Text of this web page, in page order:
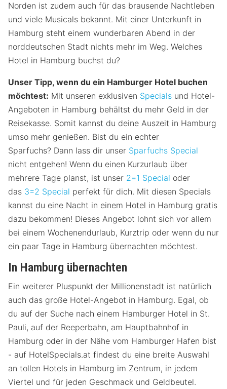
Norden ist zudem auch für das brausende Nachtleben
und viele Musicals bekannt. Mit einer Unterkunft in
Hamburg steht einem wunderbaren Abend in der
norddeutschen Stadt nichts mehr im Weg. Welches
Hotel in Hamburg buchst du?
Unser Tipp, wenn du ein Hamburger Hotel buchen
möchtest: Mit unseren exklusiven Specials und Hotel-
Angeboten in Hamburg behältst du mehr Geld in der
Reisekasse. Somit kannst du deine Auszeit in Hamburg
umso mehr genießen. Bist du ein echter
Sparfuchs? Dann lass dir unser Sparfuchs Special
nicht entgehen! Wenn du einen Kurzurlaub über
mehrere Tage planst, ist unser 2=1 Special oder
das 3=2 Special perfekt für dich. Mit diesen Specials
kannst du eine Nacht in einem Hotel in Hamburg gratis
dazu bekommen! Dieses Angebot lohnt sich vor allem
bei einem Wochenendurlaub, Kurztrip oder wenn du nur
ein paar Tage in Hamburg übernachten möchtest.
In Hamburg übernachten
Ein weiterer Pluspunkt der Millionenstadt ist natürlich
auch das große Hotel-Angebot in Hamburg. Egal, ob
du auf der Suche nach einem Hamburger Hotel in St.
Pauli, auf der Reeperbahn, am Hauptbahnhof in
Hamburg oder in der Nähe vom Hamburger Hafen bist
- auf HotelSpecials.at findest du eine breite Auswahl
an tollen Hotels in Hamburg im Zentrum, in jedem
Viertel und für jeden Geschmack und Geldbeutel.